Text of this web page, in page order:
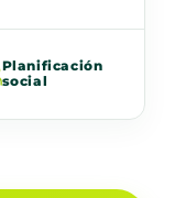
Planificación
social